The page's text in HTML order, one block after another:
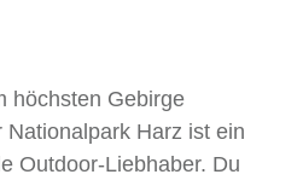
höchsten Gebirge
Harz ist ein
Outdoor-Liebhaber. Du